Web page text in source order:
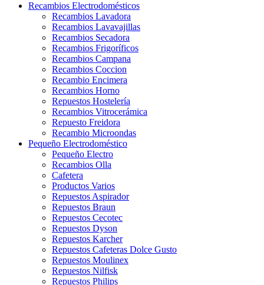
Recambios Electrodomésticos
Recambios Lavadora
Recambios Lavavajillas
Recambios Secadora
Recambios Frigoríficos
Recambios Campana
Recambios Coccion
Recambio Encimera
Recambios Horno
Repuestos Hostelería
Recambios Vitrocerámica
Repuesto Freidora
Recambio Microondas
Pequeño Electrodoméstico
Pequeño Electro
Recambios Olla
Cafetera
Productos Varios
Repuestos Aspirador
Repuestos Braun
Repuestos Cecotec
Repuestos Dyson
Repuestos Karcher
Repuestos Cafeteras Dolce Gusto
Repuestos Moulinex
Repuestos Nilfisk
Repuestos Philips